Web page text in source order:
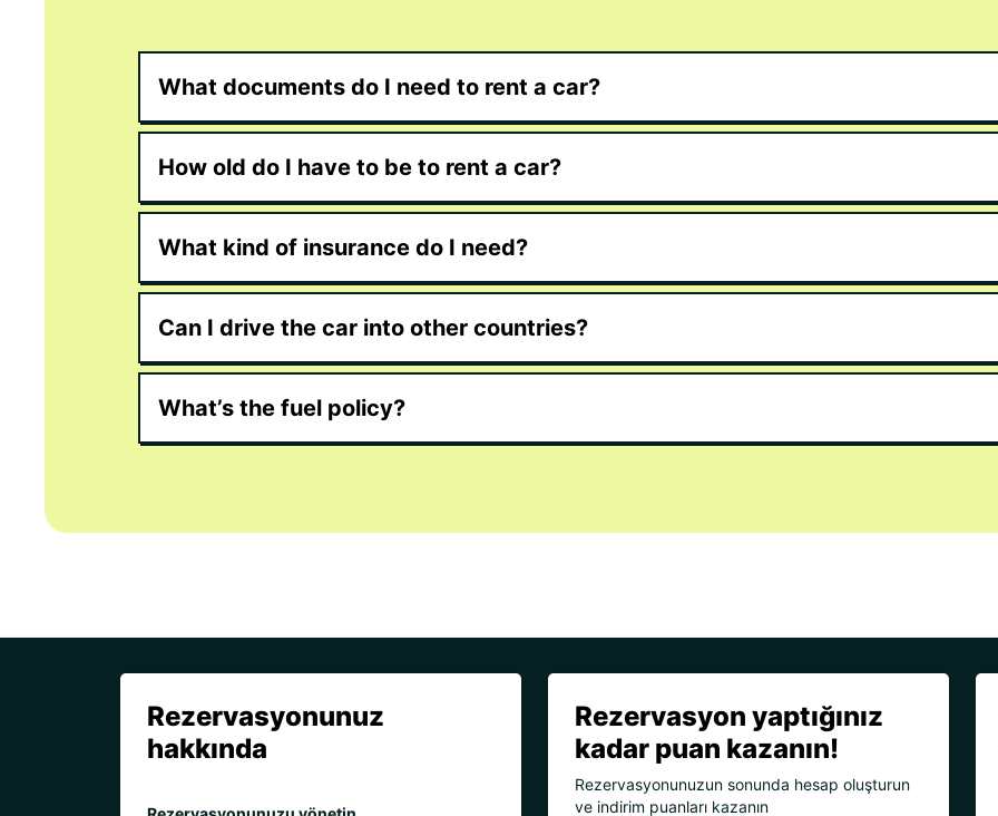
What documents do I need to rent a car?
How old do I have to be to rent a car?
What kind of insurance do I need?
Can I drive the car into other countries?
What’s the fuel policy?
Rezervasyonunuz
hakkında
Rezervasyon yaptığınız
kadar puan kazanın!
Rezervasyonunuzun sonunda hesap oluşturun
ve indirim puanları kazanın